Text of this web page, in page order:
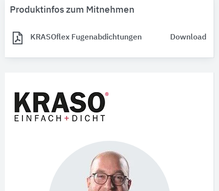
Produktinfos zum Mitnehmen
KRASOflex Fugenabdichtungen Download